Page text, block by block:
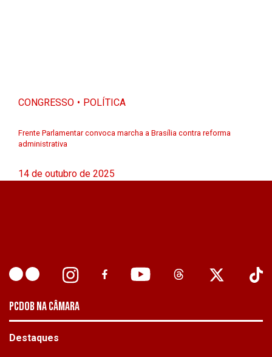
CONGRESSO POLÍTICA
Frente Parlamentar convoca marcha a Brasília contra reforma
administrativa
14 de outubro de 2025
PCDOB NA CÂMARA
Destaques